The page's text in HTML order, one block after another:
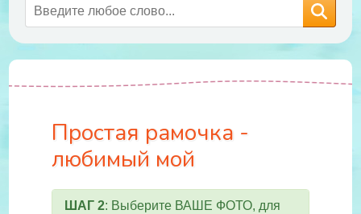
Простая рамочка -
любимый мой
ШАГ 2: Выберите ВАШЕ ФОТО, для